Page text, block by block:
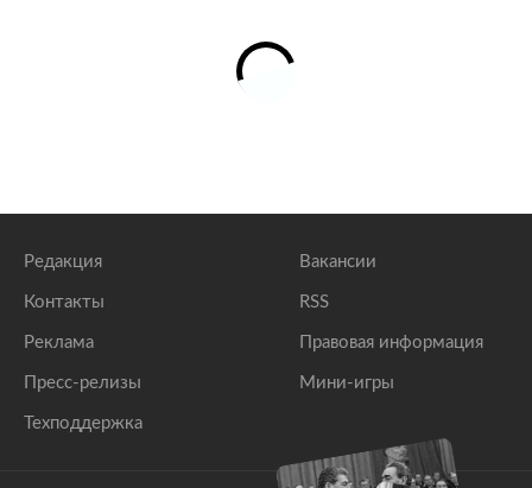
Редакция
Контакты
Реклама
Пресс-релизы
Техподдержка
Вакансии
RSS
Правовая информация
Мини-игры